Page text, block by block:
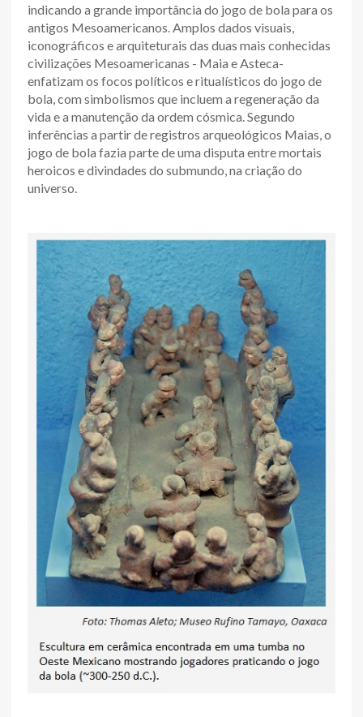
indicando a grande importância do jogo de bola para os
antigos Mesoamericanos. Amplos dados visuais,
iconográficos e arquiteturais das duas mais conhecidas
civilizações Mesoamericanas - Maia e Asteca-
enfatizam os focos políticos e ritualísticos do jogo de
bola, com simbolismos que incluem a regeneração da
vida e a manutenção da ordem cósmica. Segundo
inferências a partir de registros arqueológicos Maias, o
jogo de bola fazia parte de uma disputa entre mortais
heroicos e divindades do submundo, na criação do
universo.